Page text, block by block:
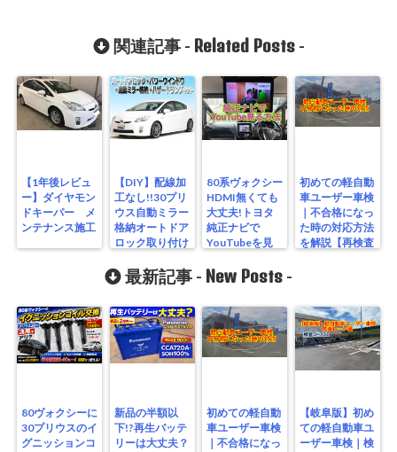
関連記事 - Related Posts-
【1年後レビュ
ー】ダイヤモン
ドキーパー メ
ンテナンス施工
【DIY】配線加
工なし!!30プリ
ウス自動ミラー
格納オートドア
ロック取り付け
80系ヴォクシー
HDMI無くても
大丈夫!トヨタ
純正ナビで
YouTubeを見
Y62G
初めての軽自動
車ユーザー車検
｜不合格になっ
た時の対応方法
を解説【再検査
最新記事 - New Posts -
80ヴォクシーに
30プリウスのイ
グニッションコ
新品の半額以
下!?再生バッテ
リーは大丈夫？
初めての軽自動
車ユーザー車検
｜不合格になっ
【岐阜版】初め
ての軽自動車ユ
ーザー車検｜検